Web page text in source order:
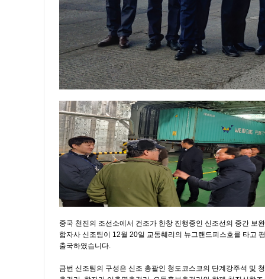
중국 천진의 조선소에서 건조가 한창 진행중인 신조선의 중간 보
합자사 신조팀이 12월 20일 교동훼리의 뉴그랜드피스호를 타고
출국하였습니다.
금번 신조팀의 구성은 신조 총괄인 청도코스코의 단계강주석 및